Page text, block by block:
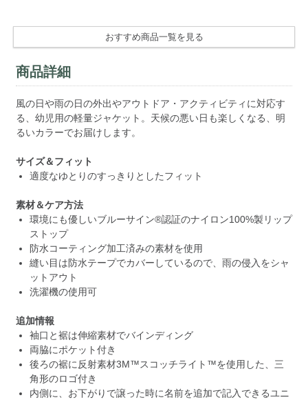
おすすめ商品一覧を見る
商品詳細
風の日や雨の日の外出やアウトドア・アクティビティに対応す
る、幼児用の軽量ジャケット。天候の悪い日も楽しくなる、明
るいカラーでお届けします。
サイズ＆フィット
適度なゆとりのすっきりとしたフィット
素材＆ケア方法
環境にも優しいブルーサイン®認証のナイロン100%製リップ
ストップ
防水コーティング加工済みの素材を使用
縫い目は防水テープでカバーしているので、雨の侵入をシャ
ットアウト
洗濯機の使用可
追加情報
袖口と裾は伸縮素材でバインディング
両脇にポケット付き
後ろの裾に反射素材3M™スコッチライト™を使用した、三
角形のロゴ付き
内側に、お下がりで譲った時に名前を追加で記入できるユニ